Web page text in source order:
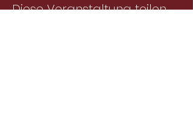
Diese Veranstaltung teilen